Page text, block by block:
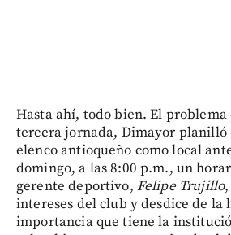
Hasta ahí, todo bien. El problema
tercera jornada, Dimayor planilló
elenco antioqueño como local
domingo, a las 8:00 p.m., un
gerente deportivo, Felipe Trujillo
intereses del club y desdice de la
importancia que tiene la